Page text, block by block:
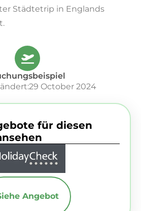
Städtetrip in Englands
October 2024
für diesen
Angebot